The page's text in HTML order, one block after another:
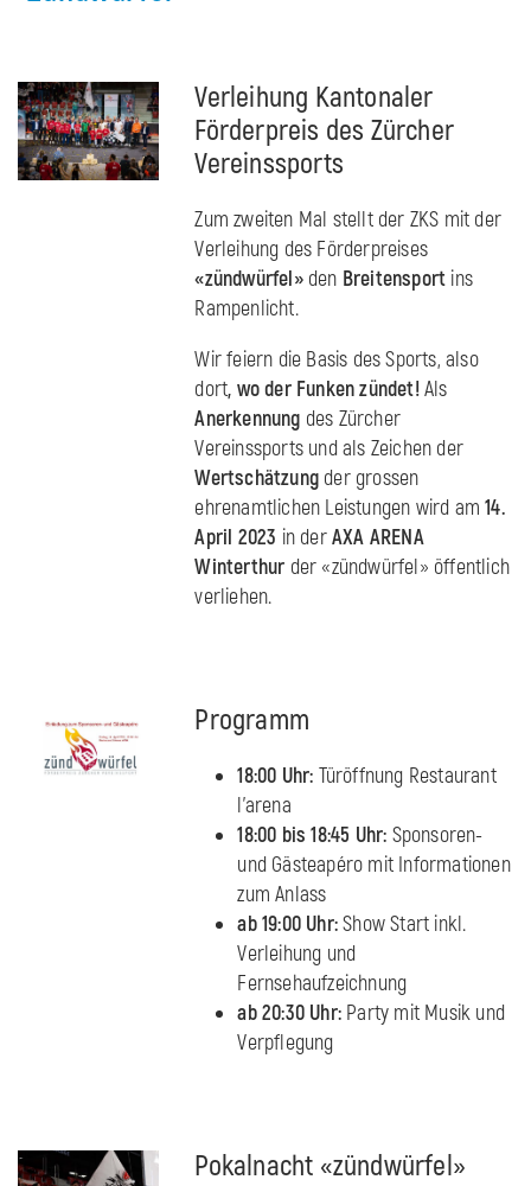
Verleihung Kantonaler
Förderpreis des Zürcher
Vereinssports
Zum zweiten Mal stellt der ZKS mit der
Verleihung des Förderpreises
«zündwürfel»den Breitensport ins
Rampenlicht.
Wir feiern die Basis des Sports, also
dort, wo der Funken zündet!Als
Anerkennung des Zürcher
Vereinssports und als Zeichen der
Wertschätzung der grossen
ehrenamtlichen Leistungen wird am14.
April 2023 in derAXA ARENA
Winterthur der «zündwürfel» öffentlich
verliehen.
Programm
18:00 Uhr: Türöffnung Restaurant
l'arena
18:00 bis 18:45 Uhr: Sponsoren-
und Gästeapéro mit Informationen
zum Anlass
ab 19:00 Uhr:Show Start inkl.
Verleihung und
Fernsehaufzeichnung
ab 20:30 Uhr:Party mit Musik und
Verpflegung
Pokalnacht «zündwürfel»